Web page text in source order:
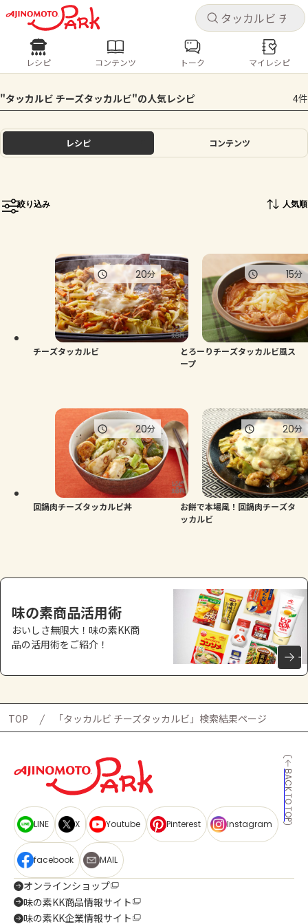
キャ
ログインするとレシピを保存できます
ログイン
ホーム
トーク
よくあるお問い合わせ
お買い物
キャ
レシピ コンテンツ
人気の食材・レシピ
きゅうり なす トマト とうもろこし
ピーマン
レシピ コンテンツ トーク マイレシピ
"タッカルビ チーズタッカルビ"の人気レシピ 4件
レシピ コンテンツ
絞り込み 人気順
チーズタッカルビ
20分
とろーりチーズタッカルビ風ス
ープ
15分
回鍋肉チーズタッカルビ丼
20分
お餅で本場風！回鍋肉チーズタ
ッカルビ
20分
味の素商品活用術
おいしさ無限大！味の素KK商
品の活用術をご紹介！
TOP 「タッカルビ チーズタッカルビ」検索結果ページ
BACK TO TOP
LINE X Youtube Pinterest Instagram
facebook MAIL
オンラインショップ
味の素KK商品情報サイト
味の素KK企業情報サイト